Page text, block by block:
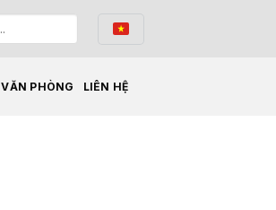
PHÒNG LIÊN HỆ